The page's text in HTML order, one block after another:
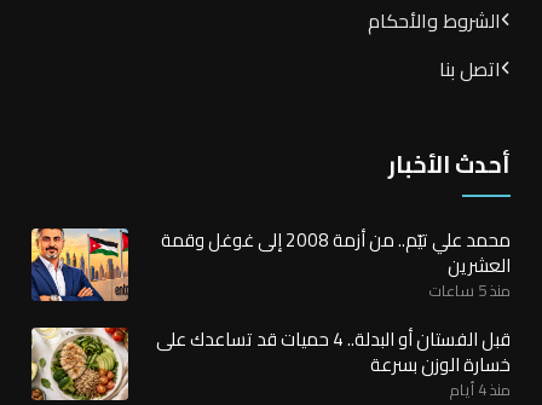
الشروط والأحكام
اتصل بنا
أحدث الأخبار
محمد علي تيّم.. من أزمة 2008 إلى غوغل وقمة
العشرين
منذ 5 ساعات
قبل الفستان أو البدلة.. 4 حميات قد تساعدك على
خسارة الوزن بسرعة
منذ 4 أيام